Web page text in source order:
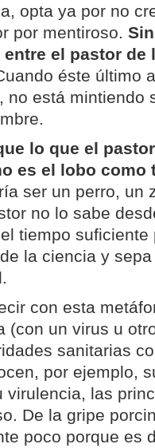
opta ya por no
por mentiroso.
el pastor de
éste último
no está mintiendo
lo que el
es el lobo como
ser un perro, un
no lo sabe
tiempo
la ciencia y
con esta
(con un virus u
sanitarias
por ejemplo,
virulencia, las
De la gripe
poco porque es